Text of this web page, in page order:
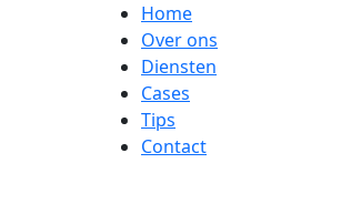
Home
Over ons
Diensten
Cases
Tips
Contact